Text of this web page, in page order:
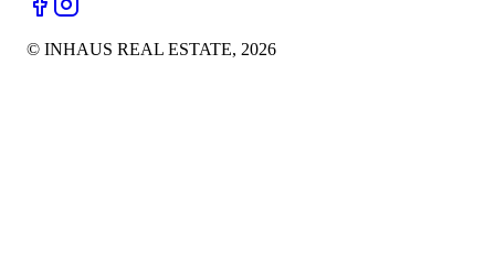
© INHAUS REAL ESTATE, 2026